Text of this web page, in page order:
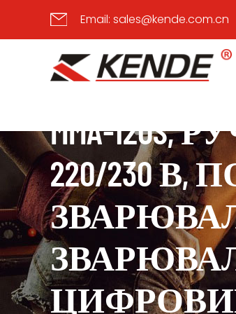
Email: sales@kende.com.cn
MMA-
220/230